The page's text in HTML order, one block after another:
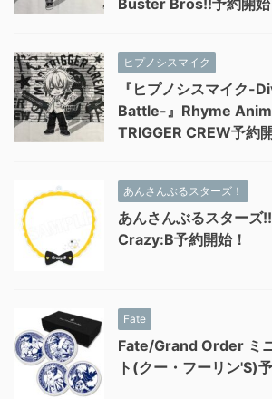
Buster Bros!!予約開始
ヒプノシスマイク
『ヒプノシスマイク-
Battle-』Rhyme
TRIGGER CREW予約
あんさんぶるスターズ！
あんさんぶるスターズ
Crazy:B予約開始！
Fate
Fate/Grand Order ミ
ト(クー・フーリン'S)